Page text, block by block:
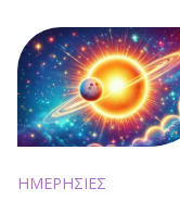
ΗΜΕΡΗΣΙΕΣ